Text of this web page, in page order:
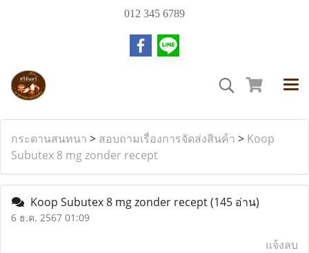
012 345 6789
กระดานสนทนา > สอบถามเรื่องการจัดส่งสินค้า > Koop
Subutex 8 mg zonder recept
Koop Subutex 8 mg zonder recept(145 อ่าน)
6 ธ.ค. 2567 01:09
แจ้งลบ